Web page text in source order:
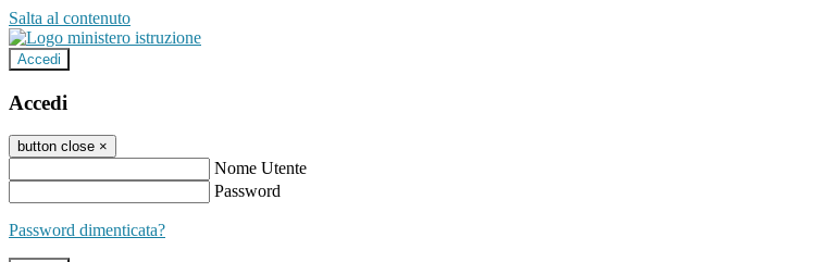
Salta al contenuto
Accedi
Accedi
button close ×
Nome Utente
Password
Password dimenticata?